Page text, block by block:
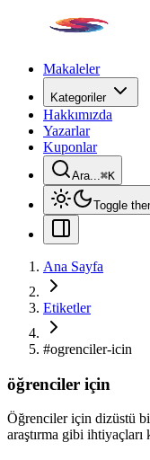
Makaleler
Kategoriler
Hakkımızda
Yazarlar
Kuponlar
Ara...⌘K
Toggle
Ana Sayfa
Etiketler
#ogrenciler-icin
öğrenciler için
Öğrenciler için dizüstü
araştırma gibi ihtiyaçları